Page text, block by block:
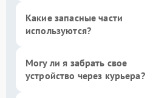
Какие запасные части
используются?
Могу ли я забрать свое
устройство через курьера?